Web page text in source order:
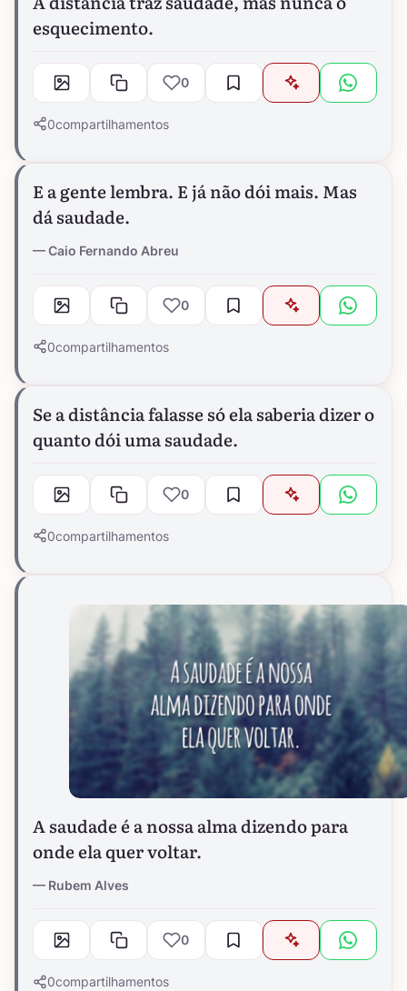
esquecimento.
0
0compartilhamentos
E a gente lembra. E já não dói mais. Mas
dá saudade.
Caio Fernando Abreu
0
0compartilhamentos
Se a distância falasse só ela saberia dizer o
quanto dói uma saudade.
0
0compartilhamentos
A saudade é a nossa alma dizendo para
onde ela quer voltar.
Rubem Alves
0
0compartilhamentos